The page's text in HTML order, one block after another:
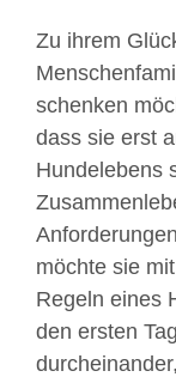
Zu ihrem
schenken
dass sie erst
Hundelebens
möchte sie
Regeln eines
den ersten